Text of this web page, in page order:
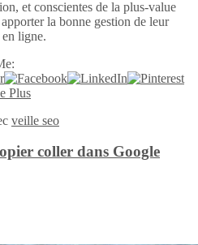
et conscientes de la plus-value
la bonne gestion de leur
en ligne.
veille seo
coller dans Google